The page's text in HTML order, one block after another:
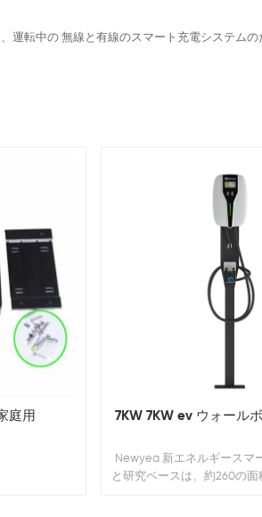
運転中の 無線と有線のスマート充電システム
庭用 7KW 7KW ev ウォール
Newyea 新エネルギースマ
と研究ベースは、約260の